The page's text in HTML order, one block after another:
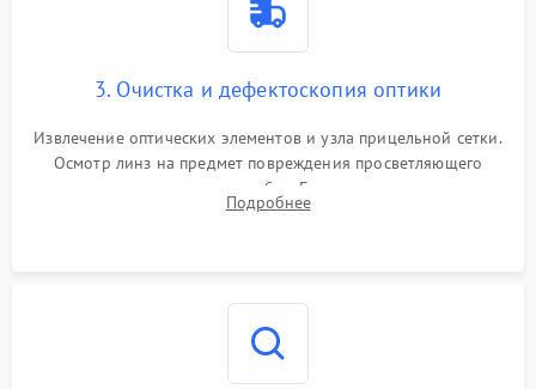
3. Очистка и дефектоскопия оптики
Извлечение оптических элементов и узла прицельной сетки.
Осмотр линз на предмет повреждения просветляющего
покрытия или появления грибка. Бережная очистка стекол
спецрастворами. Проверка целостности гравированной
Подробнее